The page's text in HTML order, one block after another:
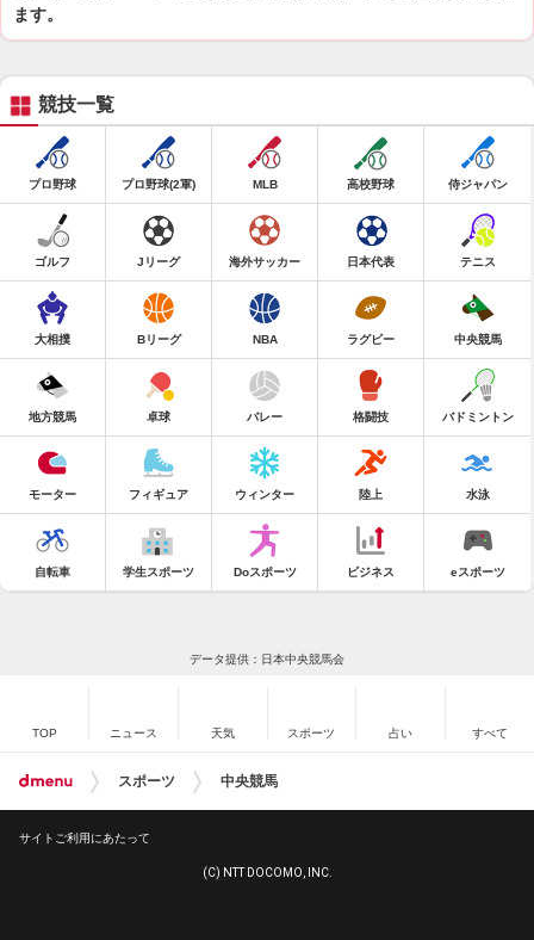
ます。
競技一覧
プロ野球 プロ野球(2軍) MLB 高校野球 侍ジャパン
ゴルフ Jリーグ 海外サッカー 日本代表 テニス
大相撲 Bリーグ NBA ラグビー 中央競馬
地方競馬 卓球 バレー 格闘技 バドミントン
モーター フィギュア ウィンター 陸上 水泳
自転車 学生スポーツ Doスポーツ ビジネス eスポーツ
データ提供：日本中央競馬会
TOP ニュース 天気 スポーツ 占い すべて
スポーツ 中央競馬
サイトご利用にあたって
(C) NTT DOCOMO, INC.